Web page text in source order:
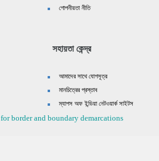
গোপনীয়তা নীতি
সহায়তা কেন্দ্র
আমাদের সাথে যোগসূত্র
মানচিত্রের প্রস্তাব
ম্যাপস অফ ইন্ডিয়া নেটওয়ার্ক সাইটস
for border and boundary demarcations